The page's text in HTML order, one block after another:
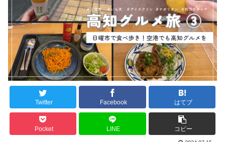
Twitter Facebook はてブ
Pocket LINE コピー